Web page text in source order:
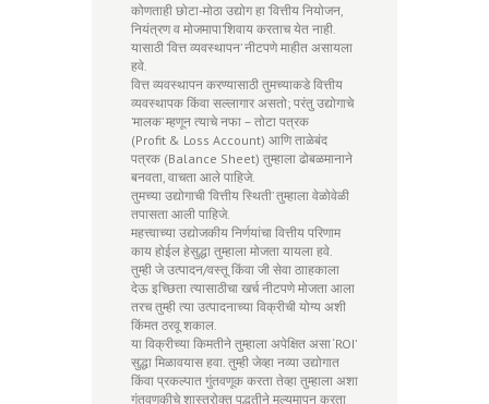
कोणताही छोटा-मोठा उद्योग हा ’वित्तीय नियोजन,
नियंत्रण व मोजमापा’शिवाय करताच येत नाही.
यासाठी ’वित्त व्यवस्थापन’ नीटपणे माहीत असायला
हवे.
वित्त व्यवस्थापन करण्यासाठी तुमच्याकडे वित्तीय
व्यवस्थापक किंवा सल्लागार असतो; परंतु उद्योगाचे
’मालक’ म्हणून त्याचे नफा – तोटा पत्रक
(Profit & Loss Account) आणि ताळेबंद
पत्रक (Balance Sheet) तुम्हाला ढोबळमानाने
बनवता, वाचता आले पाहिजे.
तुमच्या उद्योगाची ’वित्तीय स्थिती’ तुम्हाला वेळोवेळी
तपासता आली पाहिजे.
महत्त्वाच्या उद्योजकीय निर्णयांचा वित्तीय परिणाम
काय होईल हेसुद्धा तुम्हाला मोजता यायला हवे.
तुम्ही जे उत्पादन/वस्तू किंवा जी सेवा ठााहकाला
देऊ इच्छिता त्यासाठीचा खर्च नीटपणे मोजता आला
तरच तुम्ही त्या उत्पादनाच्या विक्रीची योग्य अशी
किंमत ठरवू शकाल.
या विक्रीच्या किमतीने तुम्हाला अपेक्षित असा ‘ROI’
सुद्धा मिळावयास हवा. तुम्ही जेव्हा नव्या उद्योगात
किंवा प्रकल्पात गुंतवणूक करता तेव्हा तुम्हाला अशा
गुंतवणुकीचे शास्त्रोक्त पद्धतीने मूल्यमापन करता